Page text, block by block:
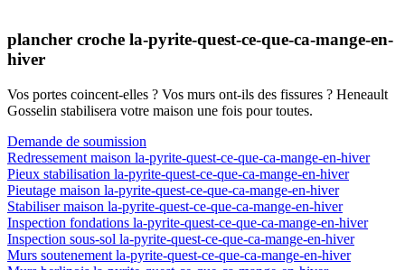
plancher croche la-pyrite-quest-ce-que-ca-mange-en-
hiver
Vos portes coincent-elles ? Vos murs ont-ils des fissures ? Heneault
Gosselin stabilisera votre maison une fois pour toutes.
Demande de soumission
Redressement maison la-pyrite-quest-ce-que-ca-mange-en-hiver
Pieux stabilisation la-pyrite-quest-ce-que-ca-mange-en-hiver
Pieutage maison la-pyrite-quest-ce-que-ca-mange-en-hiver
Stabiliser maison la-pyrite-quest-ce-que-ca-mange-en-hiver
Inspection fondations la-pyrite-quest-ce-que-ca-mange-en-hiver
Inspection sous-sol la-pyrite-quest-ce-que-ca-mange-en-hiver
Murs soutenement la-pyrite-quest-ce-que-ca-mange-en-hiver